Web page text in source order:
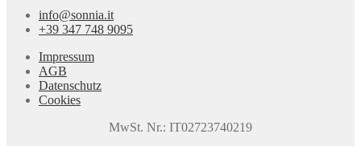
info@sonnia.it
+39 347 748 9095
Impressum
AGB
Datenschutz
Cookies
MwSt. Nr.: IT02723740219